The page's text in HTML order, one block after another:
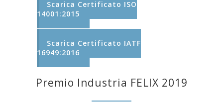
Scarica Certificato ISO
14001:2015
Scarica Certificato IATF
16949:2016
Premio Industria FELIX 2019